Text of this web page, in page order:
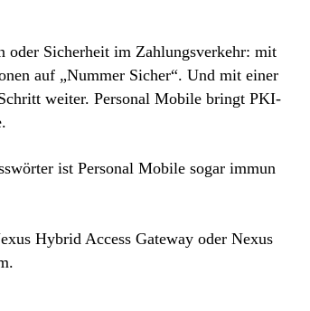
oder Sicherheit im Zahlungsverkehr: mit
auf „Nummer Sicher“. Und mit einer
weiter. Personal Mobile bringt PKI-
ist Personal Mobile sogar immun
Hybrid Access Gateway oder Nexus